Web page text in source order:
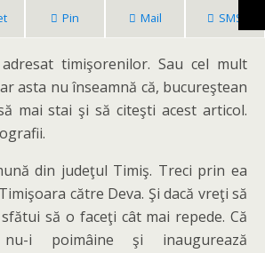
Pin Mail SMS
timişorenilor. Sau cel mult
asta nu înseamnă că, bucureştean
mai stai şi să citeşti acest articol.
din judeţul Timiş. Treci prin ea
către Deva. Şi dacă vreţi să
să o faceţi cât mai repede. Că
i poimâine şi inaugurează